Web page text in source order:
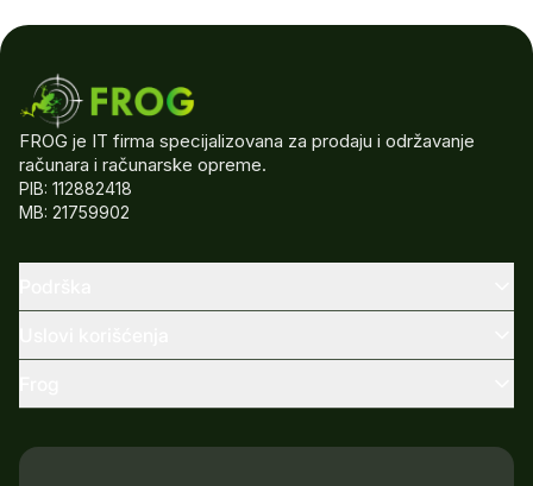
FROG je IT firma specijalizovana za prodaju i održavanje
računara i računarske opreme.
PIB: 112882418
MB: 21759902